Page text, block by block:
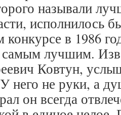
называли
исполнилось
конкурсе в 1986
лучшим.
Ковтун,
него не руки, а
он всегда